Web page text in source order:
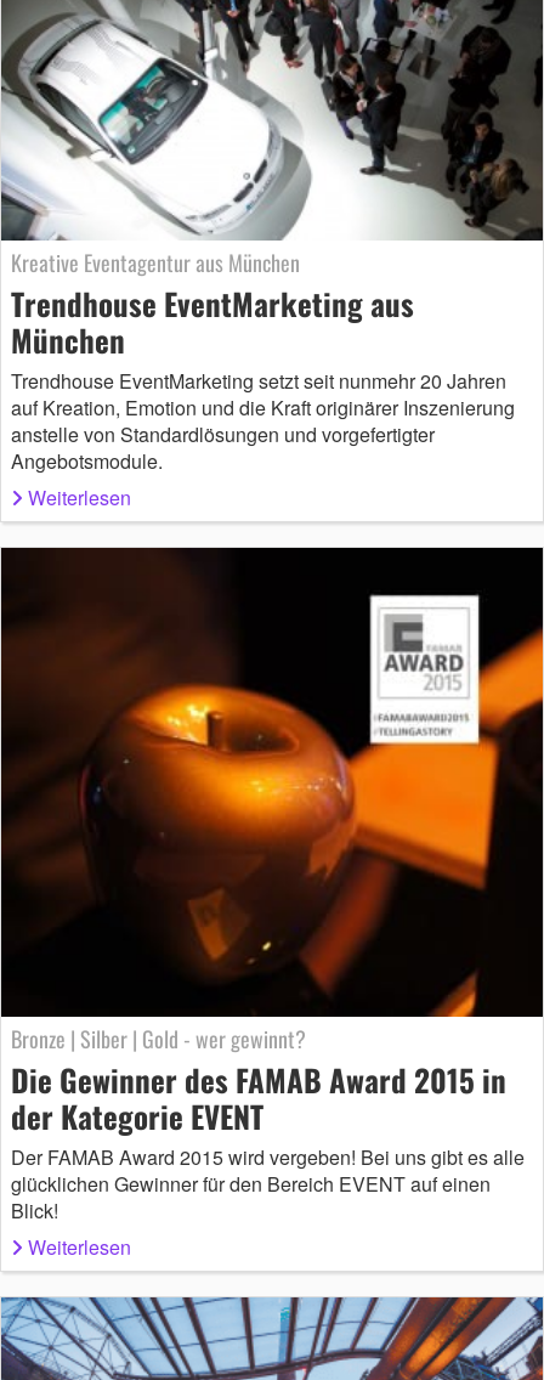
Kreative Eventagentur aus München
Trendhouse EventMarketing aus
München
Trendhouse EventMarketing setzt seit nunmehr 20 Jahren
auf Kreation, Emotion und die Kraft originärer Inszenierung
anstelle von Standardlösungen und vorgefertigter
Angebotsmodule.
Weiterlesen
Bronze | Silber | Gold - wer gewinnt?
Die Gewinner des FAMAB Award 2015 in
der Kategorie EVENT
Der FAMAB Award 2015 wird vergeben! Bei uns gibt es alle
glücklichen Gewinner für den Bereich EVENT auf einen
Blick!
Weiterlesen